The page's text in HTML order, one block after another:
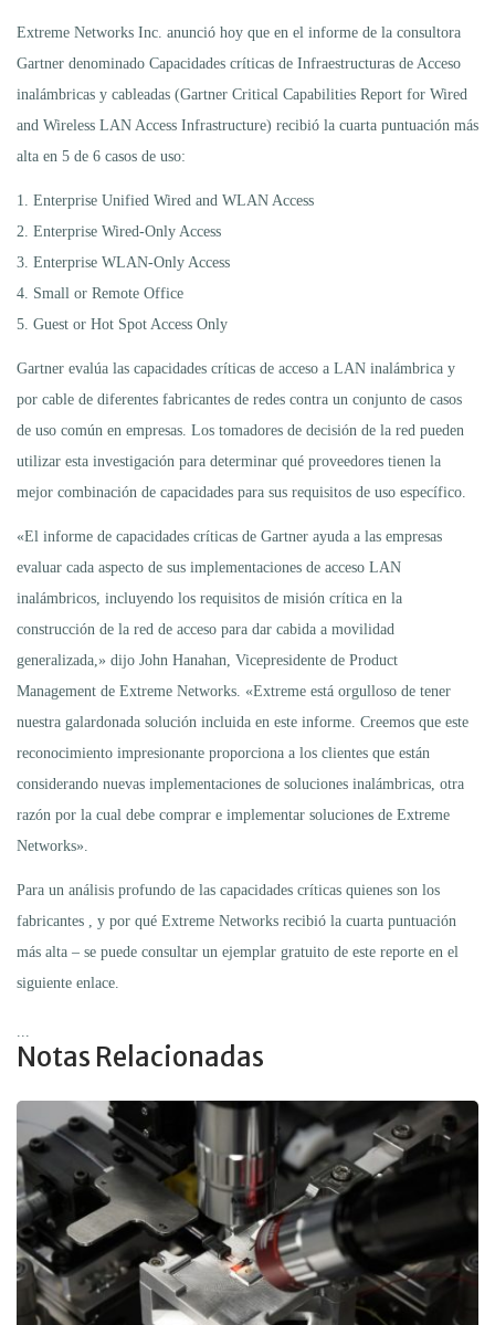
Extreme Networks Inc. anunció hoy que en el informe de la consultora
Gartner denominado Capacidades críticas de Infraestructuras de Acceso
inalámbricas y cableadas (Gartner Critical Capabilities Report for Wired
and Wireless LAN Access Infrastructure) recibió la cuarta puntuación más
alta en 5 de 6 casos de uso:
1. Enterprise Unified Wired and WLAN Access
2. Enterprise Wired-Only Access
3. Enterprise WLAN-Only Access
4. Small or Remote Office
5. Guest or Hot Spot Access Only
Gartner evalúa las capacidades críticas de acceso a LAN inalámbrica y
por cable de diferentes fabricantes de redes contra un conjunto de casos
de uso común en empresas. Los tomadores de decisión de la red pueden
utilizar esta investigación para determinar qué proveedores tienen la
mejor combinación de capacidades para sus requisitos de uso específico.
«El informe de capacidades críticas de Gartner ayuda a las empresas
evaluar cada aspecto de sus implementaciones de acceso LAN
inalámbricos, incluyendo los requisitos de misión crítica en la
construcción de la red de acceso para dar cabida a movilidad
generalizada,» dijo John Hanahan, Vicepresidente de Product
Management de Extreme Networks. «Extreme está orgulloso de tener
nuestra galardonada solución incluida en este informe. Creemos que este
reconocimiento impresionante proporciona a los clientes que están
considerando nuevas implementaciones de soluciones inalámbricas, otra
razón por la cual debe comprar e implementar soluciones de Extreme
Networks».
Para un análisis profundo de las capacidades críticas quienes son los
fabricantes , y por qué Extreme Networks recibió la cuarta puntuación
más alta – se puede consultar un ejemplar gratuito de este reporte en el
siguiente enlace.
Notas Relacionadas